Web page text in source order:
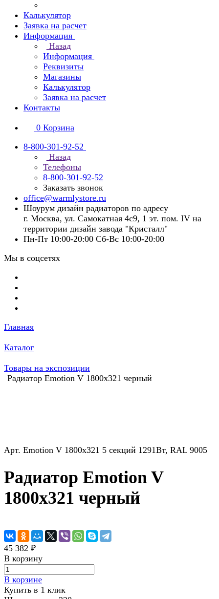
Калькулятор
Заявка на расчет
Информация
Назад
Информация
Реквизиты
Магазины
Калькулятор
Заявка на расчет
Контакты
0 Корзина
8-800-301-92-52
Назад
Телефоны
8-800-301-92-52
Заказать звонок
office@warmlystore.ru
Шоурум дизайн радиаторов по адресу
г. Москва, ул. Самокатная 4с9, 1 эт. пом. IV на
территории дизайн завода "Кристалл"
Пн-Пт 10:00-20:00 Сб-Вс 10:00-20:00
Мы в соцсетях
Главная
Каталог
Товары на экспозиции
Радиатор Emotion V 1800x321 черный
Арт. Emotion V 1800x321 5 секций 1291Вт, RAL 9005
Радиатор Emotion V
1800x321 черный
45 382 ₽
В корзину
В корзине
Купить в 1 клик